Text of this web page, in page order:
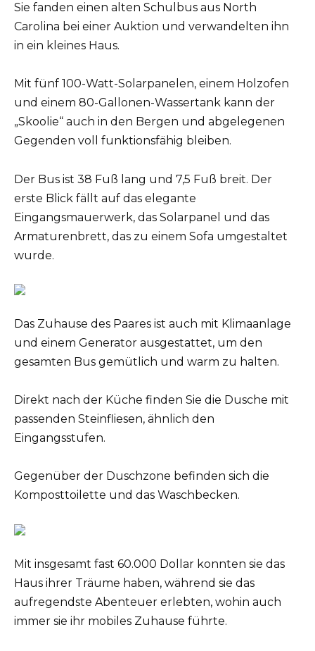
Sie fanden einen alten Schulbus aus North
Carolina bei einer Auktion und verwandelten ihn
in ein kleines Haus.
Mit fünf 100-Watt-Solarpanelen, einem Holzofen
und einem 80-Gallonen-Wassertank kann der
„Skoolie“ auch in den Bergen und abgelegenen
Gegenden voll funktionsfähig bleiben.
Der Bus ist 38 Fuß lang und 7,5 Fuß breit. Der
erste Blick fällt auf das elegante
Eingangsmauerwerk, das Solarpanel und das
Armaturenbrett, das zu einem Sofa umgestaltet
wurde.
Das Zuhause des Paares ist auch mit Klimaanlage
und einem Generator ausgestattet, um den
gesamten Bus gemütlich und warm zu halten.
Direkt nach der Küche finden Sie die Dusche mit
passenden Steinfliesen, ähnlich den
Eingangsstufen.
Gegenüber der Duschzone befinden sich die
Komposttoilette und das Waschbecken.
Mit insgesamt fast 60.000 Dollar konnten sie das
Haus ihrer Träume haben, während sie das
aufregendste Abenteuer erlebten, wohin auch
immer sie ihr mobiles Zuhause führte.